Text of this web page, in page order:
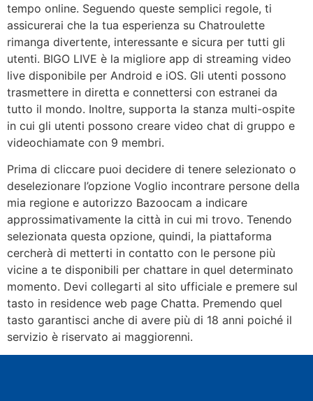
tempo online. Seguendo queste semplici regole, ti
assicurerai che la tua esperienza su Chatroulette
rimanga divertente, interessante e sicura per tutti gli
utenti. BIGO LIVE è la migliore app di streaming video
live disponibile per Android e iOS. Gli utenti possono
trasmettere in diretta e connettersi con estranei da
tutto il mondo. Inoltre, supporta la stanza multi-ospite
in cui gli utenti possono creare video chat di gruppo e
videochiamate con 9 membri.
Prima di cliccare puoi decidere di tenere selezionato o
deselezionare l’opzione Voglio incontrare persone della
mia regione e autorizzo Bazoocam a indicare
approssimativamente la città in cui mi trovo. Tenendo
selezionata questa opzione, quindi, la piattaforma
cercherà di metterti in contatto con le persone più
vicine a te disponibili per chattare in quel determinato
momento. Devi collegarti al sito ufficiale e premere sul
tasto in residence web page Chatta. Premendo quel
tasto garantisci anche di avere più di 18 anni poiché il
servizio è riservato ai maggiorenni.